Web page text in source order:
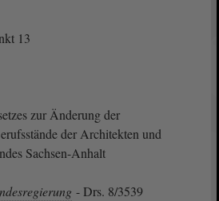
13
zur Änderung der
der Architekten und
Sachsen-Anhalt
- Drs. 8/3539